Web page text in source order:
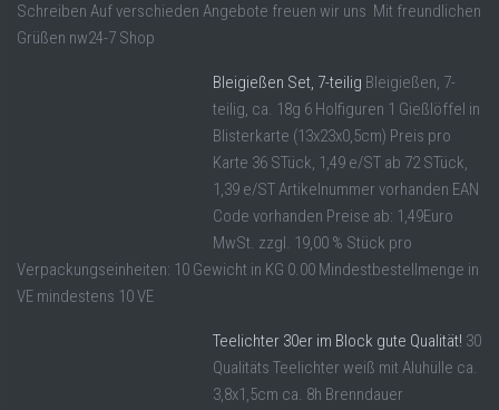
Schreiben Auf verschieden Angebote freuen wir uns Mit freundlichen
Grüßen nw24-7 Shop
Bleigießen Set, 7-teilig Bleigießen, 7-
teilig, ca. 18g 6 Holfiguren 1 Gießlöffel in
Blisterkarte (13x23x0,5cm) Preis pro
Karte 36 STück, 1,49 e/ST ab 72 STück,
1,39 e/ST Artikelnummer vorhanden EAN
Code vorhanden Preise ab: 1,49Euro
MwSt. zzgl. 19,00 % Stück pro
Verpackungseinheiten: 10 Gewicht in KG 0.00 Mindestbestellmenge in
VE mindestens 10 VE
Teelichter 30er im Block gute Qualität! 30
Qualitäts Teelichter weiß mit Aluhülle ca.
3,8x1,5cm ca. 8h Brenndauer